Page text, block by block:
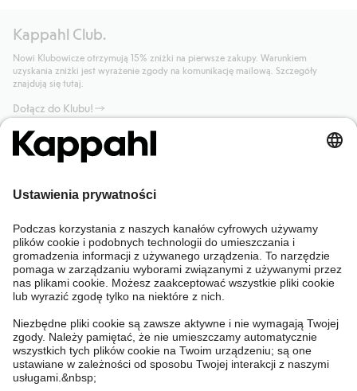
Kappahl Club.
Nowi Klubowicze otrzymują 15% zniżki na pierwsze zakupy. Warunkiem
uzyskania zniżki jest wyrażenie zgody na komunikację mailową. Szczegóły
znajdują się tutaj.
Dołącz do Klubu!
Potrzebujesz pomocy?
Sklep internetowy
Częste pytania
Twoje zamówienie
Kappahl Club
Mój profil
Kappahl Club
O nas
O Kappahl Group
Warunki i zasady